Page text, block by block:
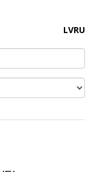
LVRU